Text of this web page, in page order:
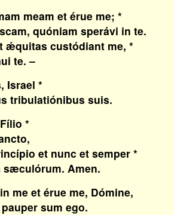
meam et érue me; *
quóniam sperávi in te.
ǽquitas custódiant me, *
te. –
Israel *
suis.
*
et nunc et semper *
Amen.
me et érue me, Dómine,
sum ego.